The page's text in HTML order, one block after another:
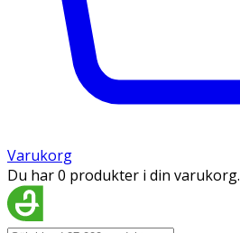
Varukorg
Du har 0 produkter i din varukorg.